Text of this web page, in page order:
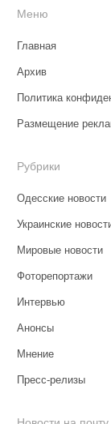
Меню
Главная
Архив
Политика
Размещение
Рубрики
Одесские новости
Украинские
Мировые новости
Фоторепортажи
Интервью
Анонсы
Мнение
Пресс-релизы